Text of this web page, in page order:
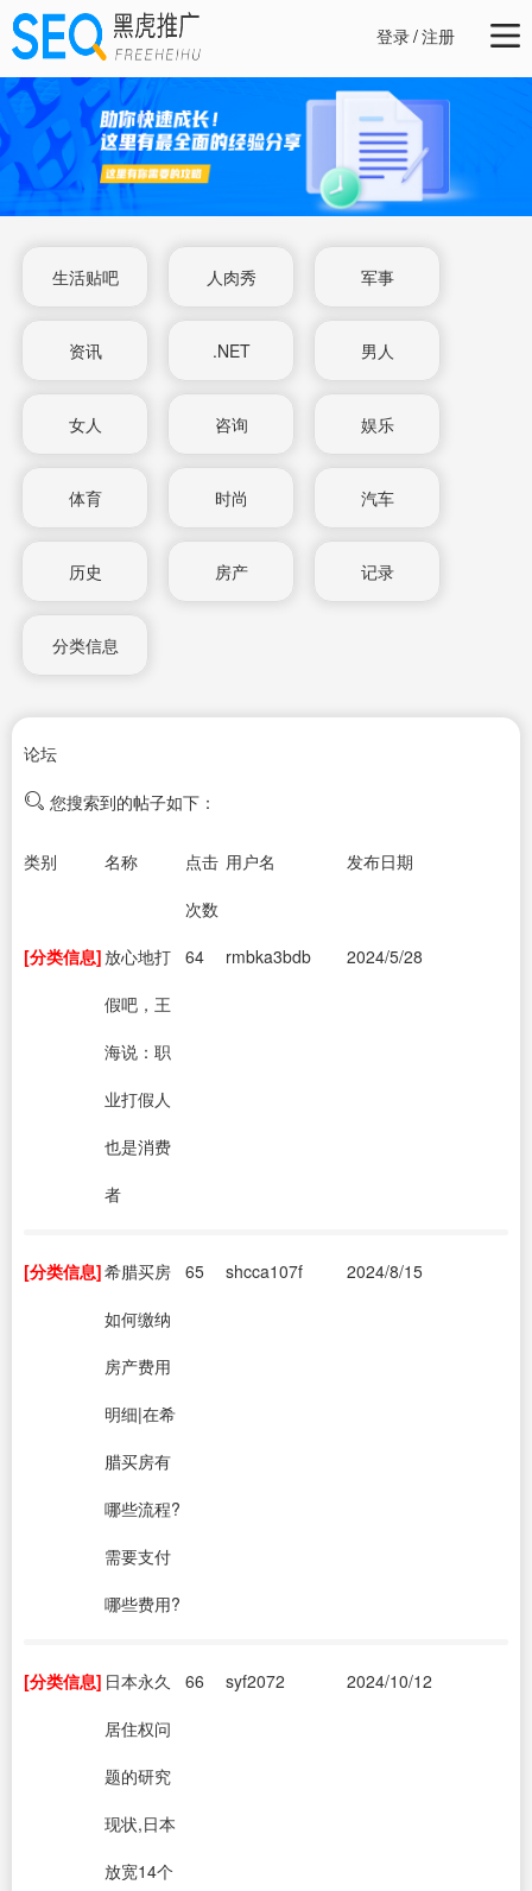
登录/注册
生活贴吧 人肉秀 军事
资讯 .NET 男人
女人 咨询 娱乐
体育 时尚 汽车
历史 房产 记录
分类信息
论坛
您搜索到的帖子如下：
类别 名称
点击
次数
用户名 发布日期
[分类信息] 放心地打
假吧，王
海说：职
业打假人
也是消费
者
64 rmbka3bdb 2024/5/28
[分类信息]希腊买房
如何缴纳
房产费用
明细|在希
腊买房有
哪些流程?
需要支付
哪些费用?
65 shcca107f 2024/8/15
[分类信息] 日本永久
居住权问
题的研究
现状,日本
放宽14个
66 syf2072 2024/10/12